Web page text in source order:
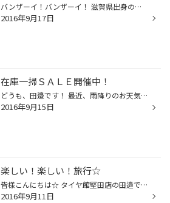
バンザーイ！バンザーイ！ 滋賀県出身のボクサー、山中選手１１度目の防衛成功！！！ そして、長谷川選手３階級制覇達成！！！ おめでとうございます!(^^)! ２試合ともＫＯ勝利！ これぞボクシング！と感動する熱い試合でしたね！ チャンピオンにパワーを頂いて、ヤル気満々の田邉です！ さてさて、...
2016年9月17日
在庫一掃ＳＡＬＥ開催中！
どうも、田邉です！ 最近、雨降りのお天気が多くなっておりますが 皆様、愛車のワイパーやタイヤの溝は大丈夫ですか？ 他にもバッテリーやエアコンフィルターなど夏場に激しく消耗してしまう部品もありますが、 そんなお車の安全点検は無料で行っておりますので、当店にお任せ下さい(*^^)v そして!!...
2016年9月15日
楽しい！楽しい！旅行☆
皆様こんにちは☆ タイヤ館堅田店の田邉です！ 只今、コクピット・タイヤ館で【旅行に行こう!キャンペーン!!】実施中です！ 簡単なアンケートにお答え頂くと、抽選で旅行券なんと１０万円分が当たります! いいですね！旅行(*^-^*) これからの季節は食べ物も美味しくて、温泉なんかも行きたいですよね...
2016年9月11日